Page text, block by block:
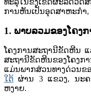
ການ​ຫັນ​ເປັນ​ອຸດສາຫະກຳ
1. ພາບລວມຂອງໂຄງກ
ໂຄງ​ການ​ສະ​ຖາ​ນີ​ຂັດ​ຫີນ
ສະ​ຖາ​ນີ​ຂັດ​ຫີນ​ຂອງ​ໂຄງ​
ແມ່ນພາກສ່ວນທາງດ່ວນຂ
ໃຕ້ ຜ່ານ 3 ແຂວງ, ນະ
ຫງາຍ.